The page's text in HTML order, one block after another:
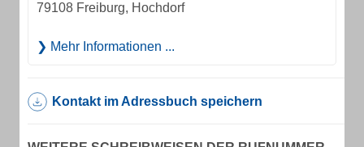
79108 Freiburg, Hochdorf
Mehr Informationen ...
Kontakt im Adressbuch speichern